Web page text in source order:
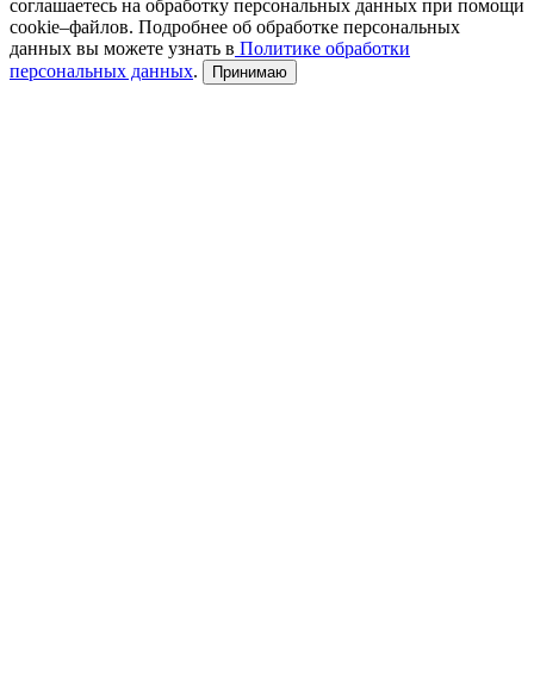
соглашаетесь на обработку персональных данных при помощи
cookie–файлов. Подробнее об обработке персональных
данных вы можете узнать в Политике обработки
персональных данных. Принимаю